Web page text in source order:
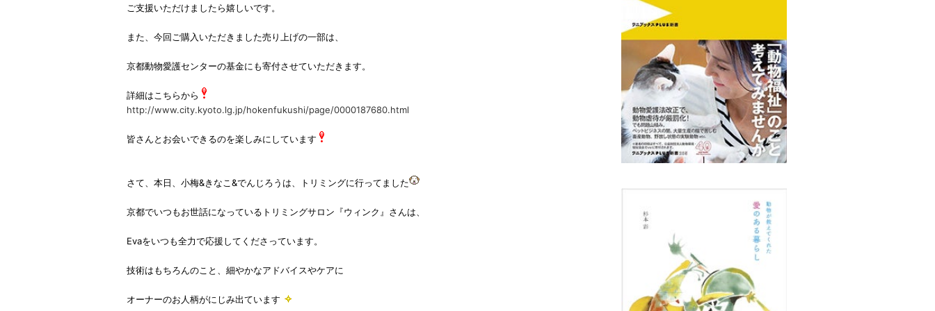
ご支援いただけましたら嬉しいです。
また、今回ご購入いただきました売り上げの一部は、
京都動物愛護センターの基金にも寄付させていただきます。
詳細はこちらから
http://www.city.kyoto.lg.jp/hokenfukushi/page/0000187680.html
皆さんとお会いできるのを楽しみにしています
さて、本日、小梅&きなこ&でんじろうは、トリミングに行ってました
京都でいつもお世話になっているトリミングサロン『ウィンク』さんは、
Evaをいつも全力で応援してくださっています。
技術はもちろんのこと、細やかなアドバイスやケアに
オーナーのお人柄がにじみ出ています